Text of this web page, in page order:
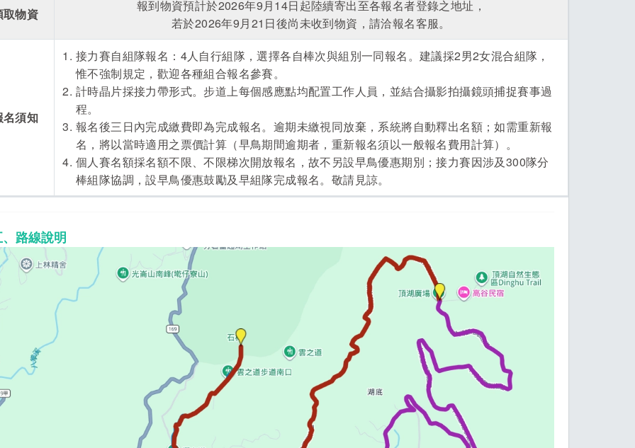
取物資
報到物資預計於2026年9月14日起陸續寄出至各報名者登錄之地址，
若於2026年9月21日後尚未收到物資，請洽報名客服。
名須知
接力賽自組隊報名：4人自行組隊，選擇各自棒次與組別一同報名。建議採2男2女混合組隊，
惟不強制規定，歡迎各種組合報名參賽。
計時晶片採接力帶形式。步道上每個感應點均配置工作人員，並結合攝影拍攝鏡頭捕捉賽事過
程。
報名後三日內完成繳費即為完成報名。逾期未繳視同放棄，系統將自動釋出名額；如需重新報
名，將以當時適用之票價計算（早鳥期間逾期者，重新報名須以一般報名費用計算）。
個人賽名額採名額不限、不限梯次開放報名，故不另設早鳥優惠期別；接力賽因涉及300隊分
棒組隊協調，設早鳥優惠鼓勵及早組隊完成報名。敬請見諒。
路線說明